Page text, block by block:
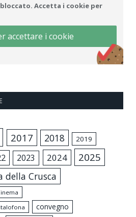
Accetta i cookie per
accettare i cookie
2017 2018 2019
2023 2024 2025
della Crusca
convegno